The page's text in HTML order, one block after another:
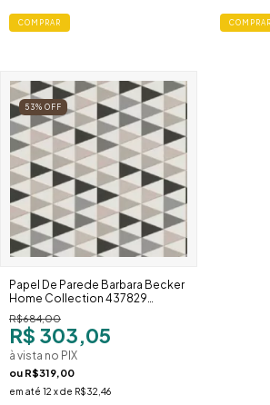
53% OFF
Papel De Parede Barbara Becker
Home Collection 437829
Geométrico Preto e Cinza
Degradê
R$684,00
R$ 303,05
à vista no PIX
ou R$319,00
em até 12 x de R$32,46